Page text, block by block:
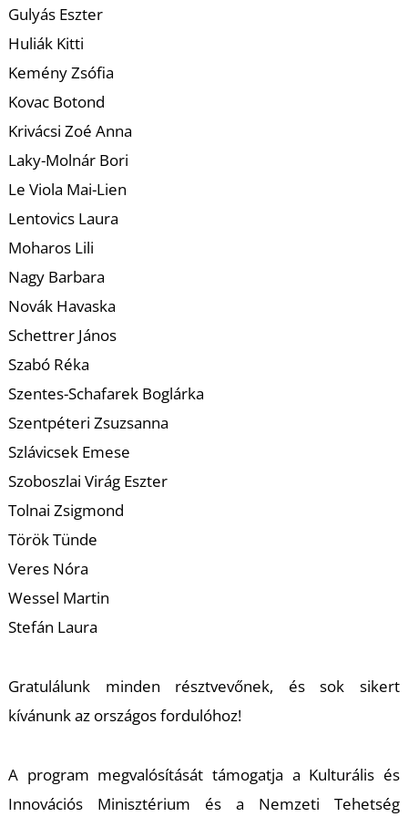
Gulyás Eszter
Huliák Kitti
Kemény Zsófia
Kovac Botond
Krivácsi Zoé Anna
Laky-Molnár Bori
Le Viola Mai-Lien
Lentovics Laura
Moharos Lili
Nagy Barbara
Novák Havaska
Schettrer János
Szabó Réka
Szentes-Schafarek Boglárka
Szentpéteri Zsuzsanna
Szlávicsek Emese
Szoboszlai Virág Eszter
Tolnai Zsigmond
Török Tünde
Veres Nóra
Wessel Martin
Stefán Laura
Gratulálunk minden résztvevőnek, és sok sikert
kívánunk az országos fordulóhoz!
A program megvalósítását támogatja a Kulturális és
Innovációs Minisztérium és a Nemzeti Tehetség